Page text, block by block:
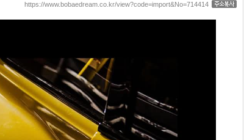
https://www.bobaedream.co.kr/view?code=import&No=714414